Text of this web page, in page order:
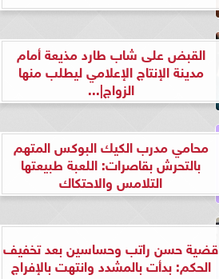
القبض على شاب طارد مذيعة أمام
مدينة الإنتاج الإعلامي ليطلب منها
الزواج|...
محامي مدرب الكيك البوكس المتهم
بالتحرش بقاصرات: اللعبة طبيعتها
التلامس والاحتكاك
قضية حسن راتب وحساسين بعد تخفيف
الحكم: بدأت بالمشدد وانتهت بالإفراج